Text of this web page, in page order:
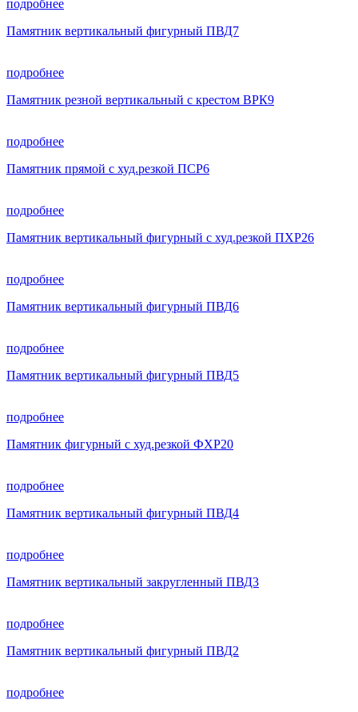
подробнее
Памятник вертикальный фигурный ПВД7
подробнее
Памятник резной вертикальный с крестом ВРК9
подробнее
Памятник прямой с худ.резкой ПСР6
подробнее
Памятник вертикальный фигурный с худ.резкой ПХР26
подробнее
Памятник вертикальный фигурный ПВД6
подробнее
Памятник вертикальный фигурный ПВД5
подробнее
Памятник фигурный с худ.резкой ФХР20
подробнее
Памятник вертикальный фигурный ПВД4
подробнее
Памятник вертикальный закругленный ПВД3
подробнее
Памятник вертикальный фигурный ПВД2
подробнее